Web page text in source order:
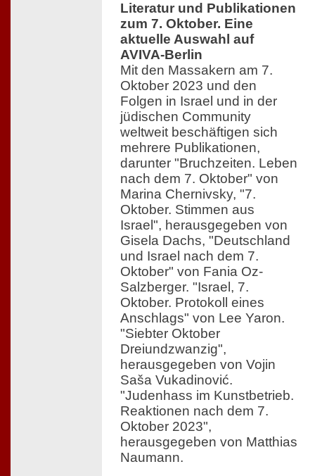
Literatur und Publikationen
zum 7. Oktober. Eine
aktuelle Auswahl auf
AVIVA-Berlin
Mit den Massakern am 7.
Oktober 2023 und den
Folgen in Israel und in der
jüdischen Community
weltweit beschäftigen sich
mehrere Publikationen,
darunter "Bruchzeiten. Leben
nach dem 7. Oktober" von
Marina Chernivsky, "7.
Oktober. Stimmen aus
Israel", herausgegeben von
Gisela Dachs, "Deutschland
und Israel nach dem 7.
Oktober" von Fania Oz-
Salzberger. "Israel, 7.
Oktober. Protokoll eines
Anschlags" von Lee Yaron.
"Siebter Oktober
Dreiundzwanzig",
herausgegeben von Vojin
Saša Vukadinović.
"Judenhass im Kunstbetrieb.
Reaktionen nach dem 7.
Oktober 2023",
herausgegeben von Matthias
Naumann.